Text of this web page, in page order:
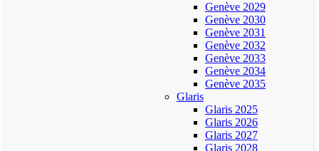
Genève 2029
Genève 2030
Genève 2031
Genève 2032
Genève 2033
Genève 2034
Genève 2035
Glaris
Glaris 2025
Glaris 2026
Glaris 2027
Glaris 2028